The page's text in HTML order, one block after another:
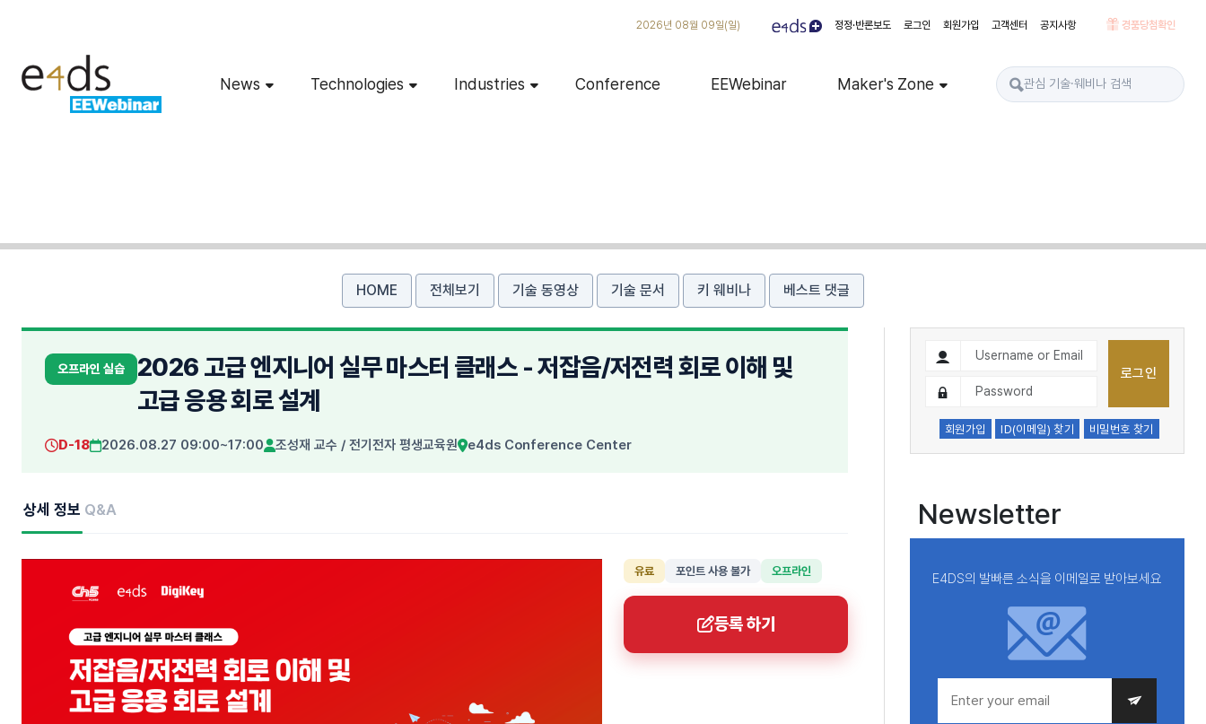
2026년 08월 09일(일) 정정·반론보도 로그인 회원가입 고객센터 공지사항 경품당첨확인
News Technologies Industries Conference EEWebinar Maker's Zone
HOME 전체보기 기술 동영상 기술 문서 키 웨비나 베스트 댓글
오프라인 실습
2026 고급 엔지니어 실무 마스터 클래스 - 저잡음/저전력 회로 이해 및
고급 응용 회로 설계
D-18 2026.08.27 09:00~17:00 조성재 교수 / 전기전자 평생교육원 e4ds Conference Center
상세 정보 Q&A
유료 포인트 사용 불가 오프라인
등록 하기
로그인
회원가입 ID(이메일) 찾기 비밀번호 찾기
Newsletter
E4DS의 발빠른 소식을 이메일로 받아보세요